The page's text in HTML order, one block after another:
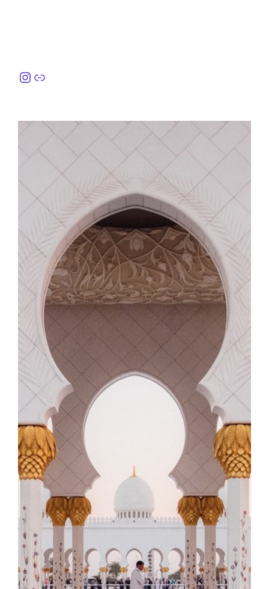
Instagram
링크